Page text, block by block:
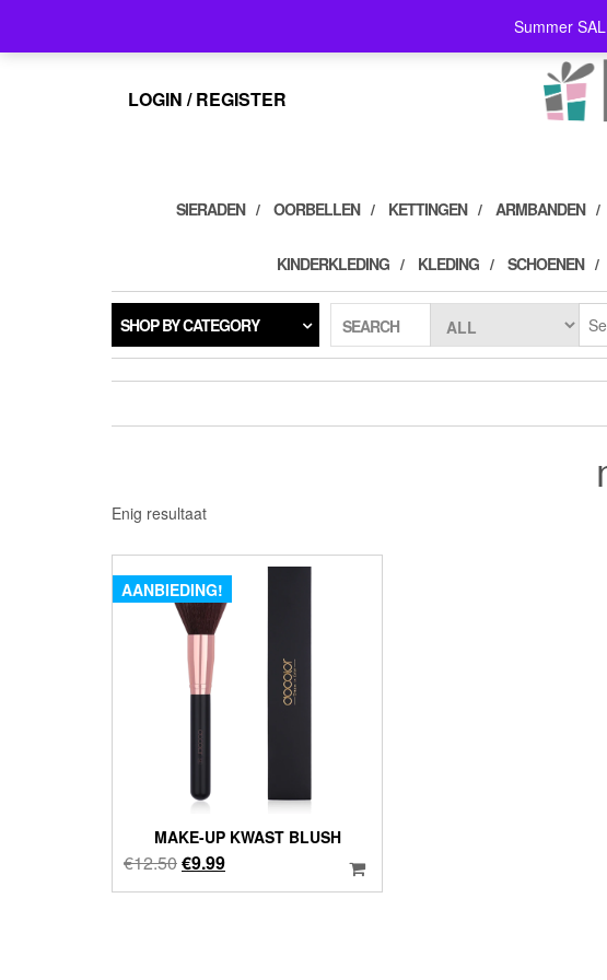
the
Summer
LOGIN / REGISTER
SIERADEN OORBELLEN KETTINGEN ARMBANDEN
KINDERKLEDING KLEDING SCHOENEN
SHOP BY CATEGORY SEARCH
Enig resultaat
AANBIEDING!
MAKE-UP KWAST BLUSH
€12.50Oorspronkelijke
prijs
€9.99Huidige
prijs